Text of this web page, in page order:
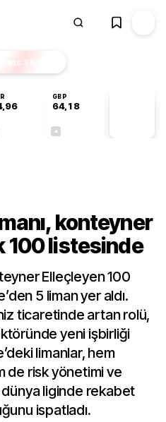
EKSTRA
GBP
64,18
konteyner
100 listesinde
Elleçleyen 100
5 liman yer aldı.
ticaretinde artan rolü,
yeni işbirliği
limanlar, hem
de risk yönetimi ve
liginde rekabet
ispatladı.